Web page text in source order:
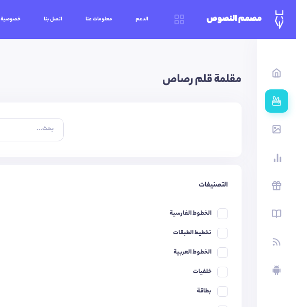
مصمم النصوص الدعم معلومات عنا اتصل بنا خصوصية
مقلمة قلم رصاص
بحث...
التصنيفات
الخطوط الفارسية
تخطيط الطبقات
الخطوط العربية
خلفيات
بطاقة